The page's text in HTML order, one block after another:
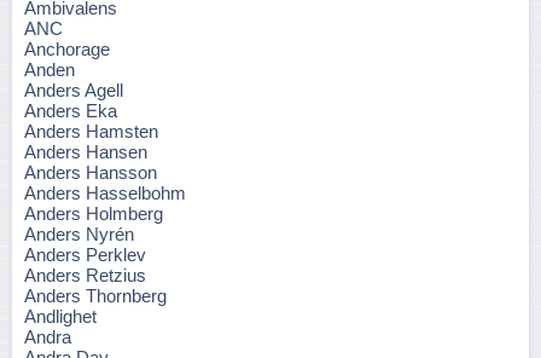
Ambivalens
ANC
Anchorage
Anden
Anders Agell
Anders Eka
Anders Hamsten
Anders Hansen
Anders Hansson
Anders Hasselbohm
Anders Holmberg
Anders Nyrén
Anders Perklev
Anders Retzius
Anders Thornberg
Andlighet
Andra